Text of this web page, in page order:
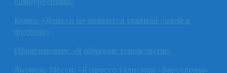
Конте: «Деньги не являются главной силой в
футболе»
Ибрагимович: «Я обладаю телом зверя»
Лионель Месси: «Я просто талисман «Барселоны»